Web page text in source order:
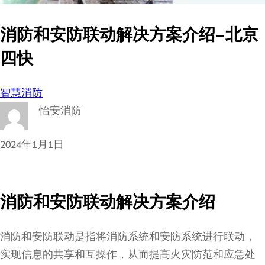
消防和安防联动解决方案介绍–北京
四快
智慧消防
怡安消防
2024年1月1日
消防和安防联动解决方案介绍
消防和安防联动是指将消防系统和安防系统进行联动，
实现信息的共享和互操作，从而提高火灾防范和应急处